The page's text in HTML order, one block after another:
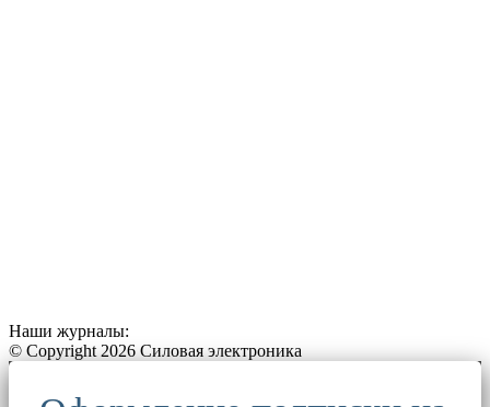
Наши журналы:
© Copyright 2026 Силовая электроника